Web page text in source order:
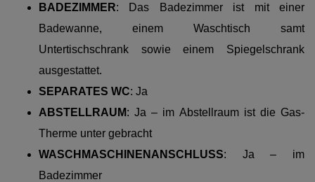
BADEZIMMER:
Das Badezimmer ist mit einer
Badewanne, einem Waschtisch samt
Untertischschrank sowie einem Spiegelschrank
ausgestattet.
SEPARATES WC: Ja
ABSTELLRAUM: Ja – im Abstellraum ist die Gas-
Therme unter gebracht
WASCHMASCHINENANSCHLUSS: Ja – im
Badezimmer